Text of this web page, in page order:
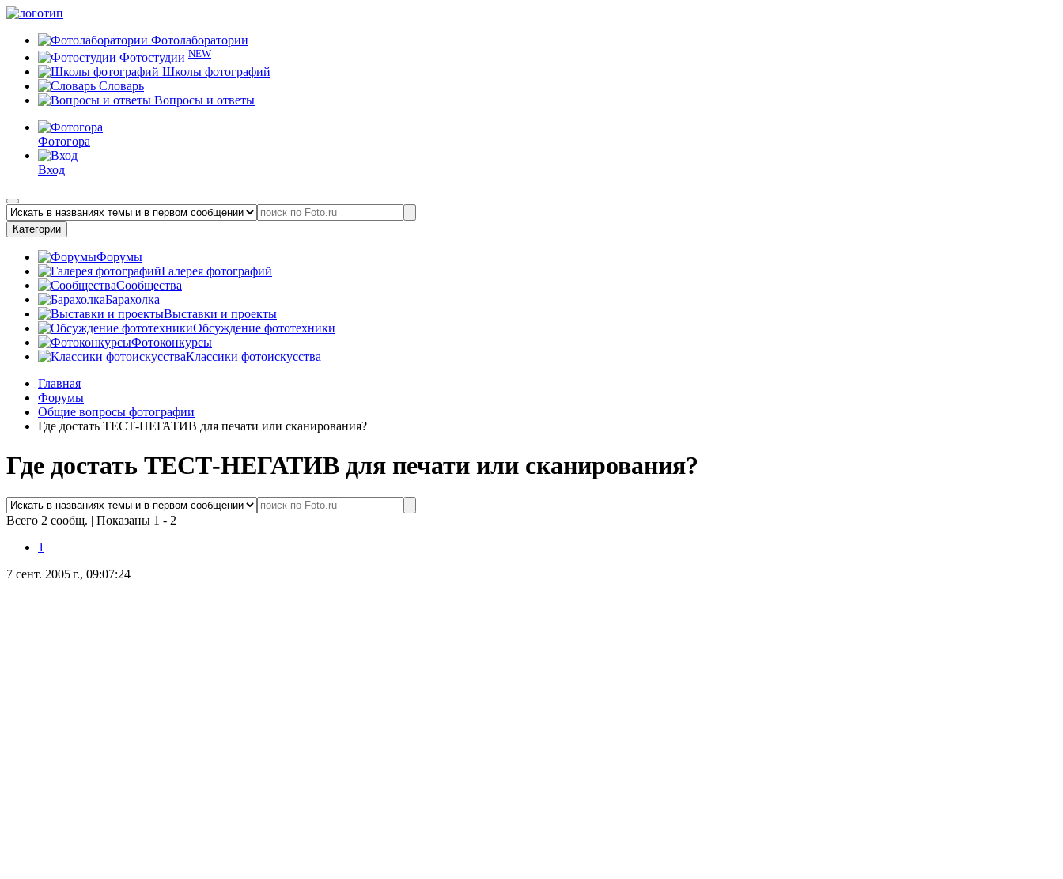
Фотолаборатории
Фотостудии NEW
Школы фотографий
Словарь
Вопросы и ответы
Фотогора
Вход
Категории
Форумы
Галерея фотографий
Сообщества
Барахолка
Выставки и проекты
Обсуждение фототехники
Фотоконкурсы
Классики фотоискусства
Главная
Форумы
Общие вопросы фотографии
Где достать ТЕСТ-НЕГАТИВ для печати или сканирования?
Где достать ТЕСТ-НЕГАТИВ для печати или сканирования?
Всего 2 сообщ. | Показаны 1 - 2
1
7 сент. 2005 г., 09:07:24